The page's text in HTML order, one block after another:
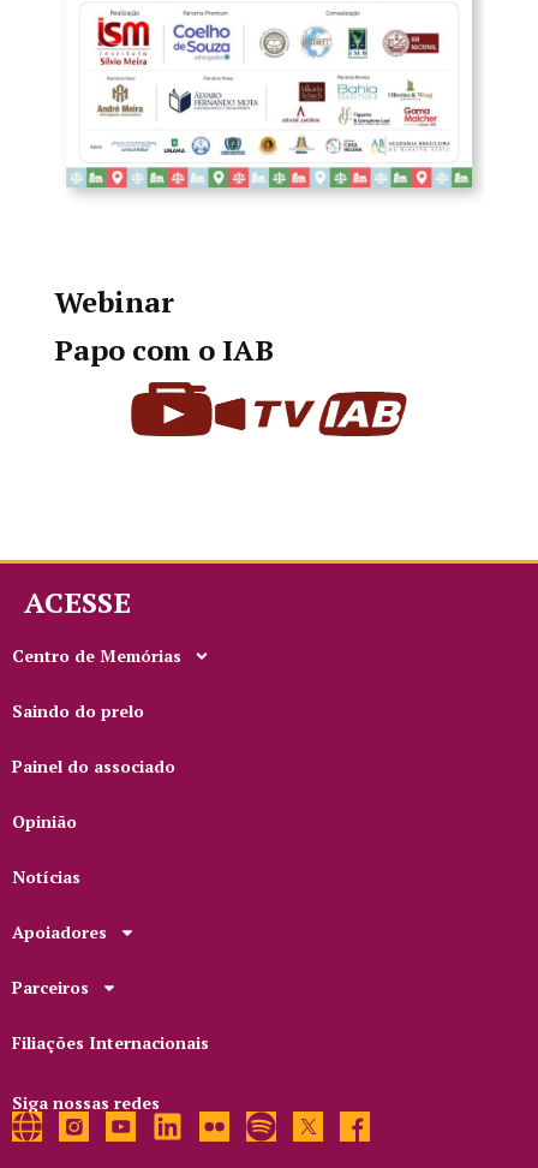
Webinar
Papo com o IAB
ACESSE
Centro de Memórias
Saindo do prelo
Painel do associado
Opinião
Notícias
Apoiadores
Parceiros
Filiações Internacionais
Siga nossas redes